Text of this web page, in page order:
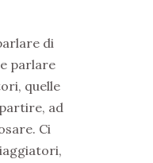
di
parlare
quelle
ad
Ci